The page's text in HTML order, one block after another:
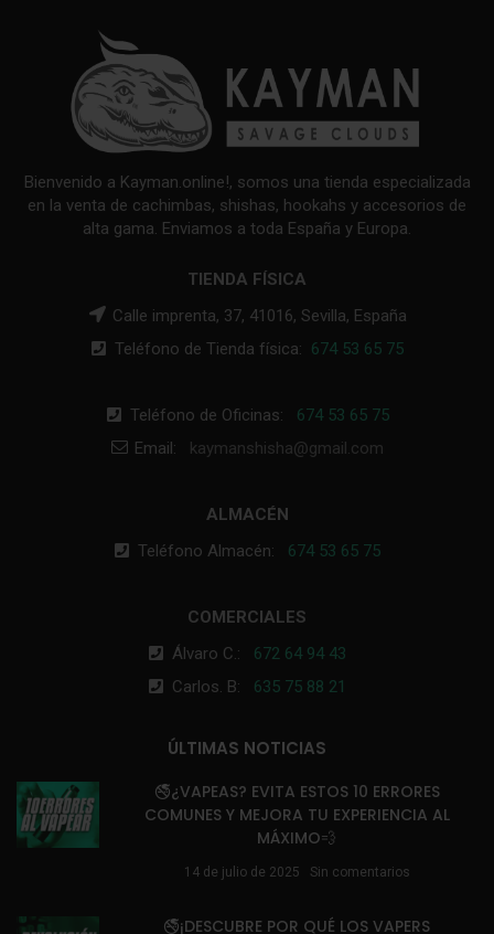
Bienvenido a Kayman.online!, somos una tienda especializada
en la venta de cachimbas, shishas, hookahs y accesorios de
alta gama. Enviamos a toda España y Europa.
TIENDA FÍSICA
Calle imprenta, 37, 41016, Sevilla, España
Teléfono de Tienda física: 674 53 65 75
Teléfono de Oficinas: 674 53 65 75
Email:
kaymanshisha@gmail.com
ALMACÉN
Teléfono Almacén: 674 53 65 75
COMERCIALES
Álvaro C.: 672 64 94 43
Carlos. B: 635 75 88 21
ÚLTIMAS NOTICIAS
🚭¿VAPEAS? EVITA ESTOS 10 ERRORES
COMUNES Y MEJORA TU EXPERIENCIA AL
MÁXIMO💨
14 de julio de 2025 Sin comentarios
🚭¡DESCUBRE POR QUÉ LOS VAPERS